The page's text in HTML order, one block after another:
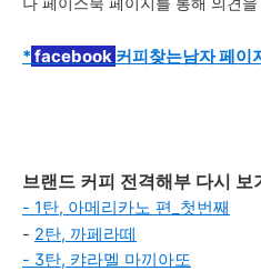
* facebook 커피찾는남자 페이
브랜드 커피 전격해부 다시 보
- 1탄, 아메리카노 편_첫번째
- 2탄, 까페라떼
- 3탄, 캬라멜 마끼아또